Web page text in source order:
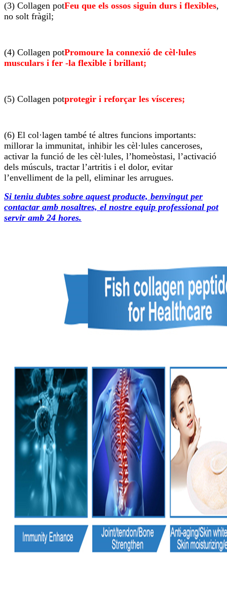
(3) Collagen potFeu que els ossos siguin durs i flexibles,
no solt fràgil;
(4) Collagen potPromoure la connexió de cèl·lules
musculars i fer -la flexible i brillant;
(5) Collagen potprotegir i reforçar les vísceres;
(6) El col·lagen també té altres funcions importants:
millorar la immunitat, inhibir les cèl·lules canceroses,
activar la funció de les cèl·lules, l’homeòstasi, l’activació
dels músculs, tractar l’artritis i el dolor, evitar
l’envelliment de la pell, eliminar les arrugues.
Si teniu dubtes sobre aquest producte, benvingut per
contactar amb nosaltres, el nostre equip professional pot
servir amb 24 hores.